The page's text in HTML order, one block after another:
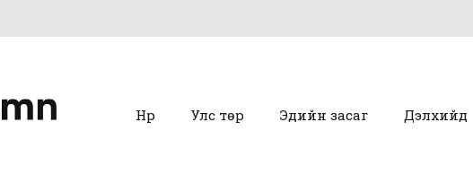
Нүүр Улс төр Эдийн засаг Дэлхийд